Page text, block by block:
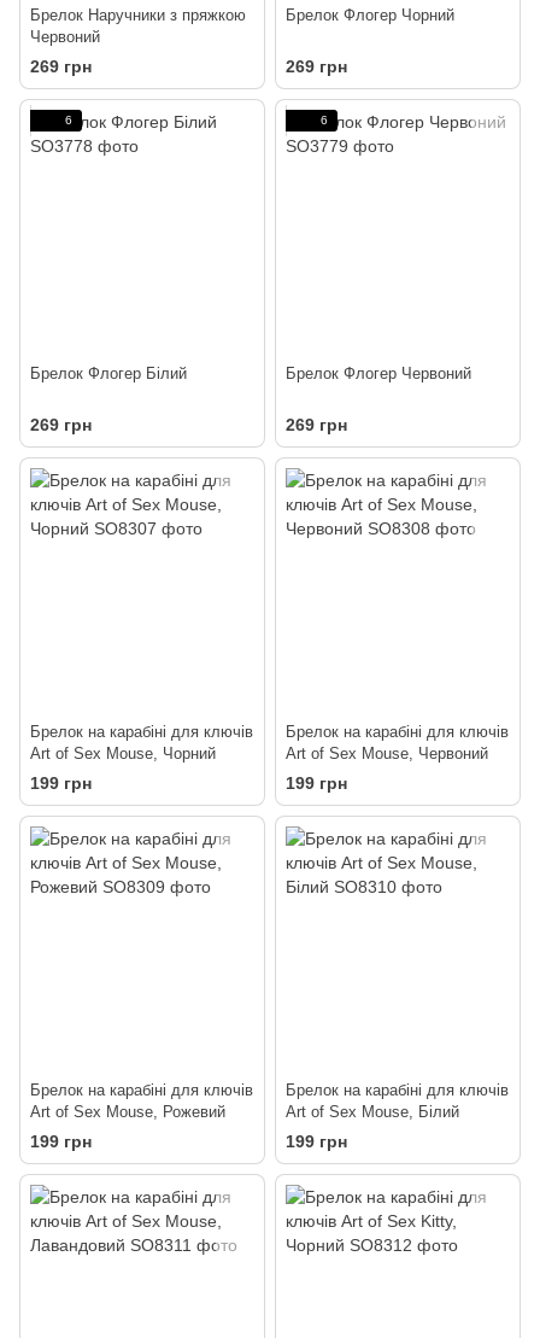
Брелок Наручники з пряжкою
Червоний
269 грн
Брелок Флогер Чорний
269 грн
6
Брелок Флогер Білий
269 грн
6
Брелок Флогер Червоний
269 грн
Брелок на карабіні для ключів
Art of Sex Mouse, Чорний
199 грн
Брелок на карабіні для ключів
Art of Sex Mouse, Червоний
199 грн
Брелок на карабіні для ключів
Art of Sex Mouse, Рожевий
199 грн
Брелок на карабіні для ключів
Art of Sex Mouse, Білий
199 грн